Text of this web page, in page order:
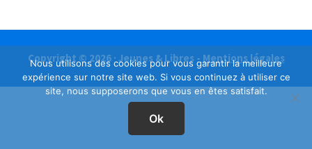
Copyright © 2026 · Jeunes & Libres - Mentions légales
Nous utilisons des cookies pour vous garantir la meilleure
expérience sur notre site web. Si vous continuez à utiliser ce
site, nous supposerons que vous en êtes satisfait.
Ok